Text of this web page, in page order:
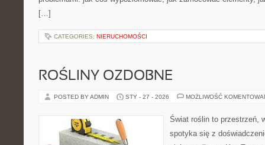
[…]
CATEGORIES: NIERUCHOMOŚCI
ROŚLINY OZDOBNE
POSTED BY ADMIN STY - 27 - 2026 MOŻLIWOŚĆ
Świat roślin to przestrzeń,
spotyka się z